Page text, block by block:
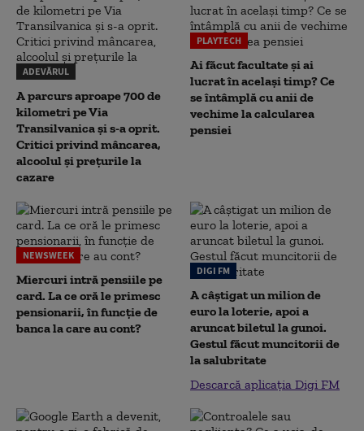
ADEVĂRUL
A parcurs aproape 700 de
kilometri pe Via
Transilvanica și s-a oprit.
Critici privind mâncarea,
alcoolul și prețurile la
cazare
PLAYTECH
Ai făcut facultate și ai
lucrat în același timp? Ce
se întâmplă cu anii de
vechime la calcularea
pensiei
NEWSWEEK
Miercuri intră pensiile pe
card. La ce oră le primesc
pensionarii, în funcție de
banca la care au cont?
DIGI FM
A câștigat un milion de
euro la loterie, apoi a
aruncat biletul la gunoi.
Gestul făcut muncitorii de
la salubritate
Descarcă aplicația Digi FM